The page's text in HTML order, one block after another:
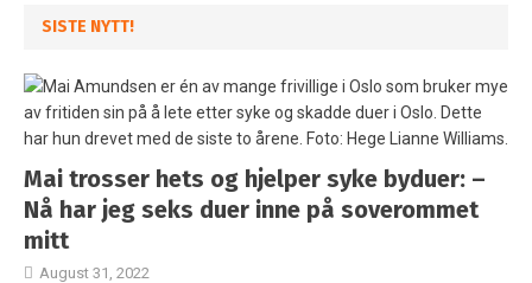
SISTE NYTT!
Mai trosser hets og hjelper syke byduer: –
Nå har jeg seks duer inne på soverommet
mitt
August 31, 2022